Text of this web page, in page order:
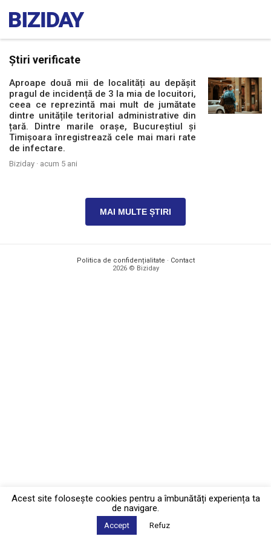
Știri verificate
Aproape două mii de localități au depășit
pragul de incidență de 3 la mia de locuitori,
ceea ce reprezintă mai mult de jumătate
dintre unitățile teritorial administrative din
țară. Dintre marile orașe, Bucureștiul și
Timișoara înregistrează cele mai mari rate
de infectare.
Biziday · acum 5 ani
MAI MULTE ȘTIRI
Politica de confidențialitate · Contact
2026 © Biziday
Acest site foloseşte cookies pentru a îmbunătăți experiența ta
de navigare.
Accept Refuz